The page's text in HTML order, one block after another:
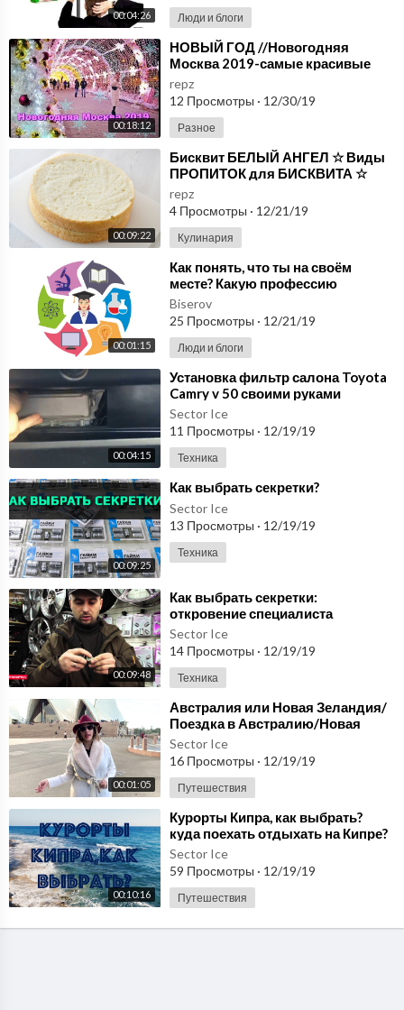
00:04:26 Люди и блоги
00:18:12
⁣НОВЫЙ ГОД //Новогодняя
Москва 2019-самые красивые
виды//Бой курантов и салют на
Красной площади
repz
12 Просмотры · 12/30/19
Разное
00:09:22
⁣Бисквит БЕЛЫЙ АНГЕЛ ☆ Виды
ПРОПИТОК для БИСКВИТА ☆
Бисквит на белках
repz
4 Просмотры · 12/21/19
Кулинария
00:01:15
⁣Как понять, что ты на своём
месте? Какую профессию
выбрать? Совет по
профориентации от Дмитрия
Реута
Biserov
25 Просмотры · 12/21/19
Люди и блоги
00:04:15
⁣Установка фильтр салона Toyota
Camry v 50 своими руками
Sector Ice
11 Просмотры · 12/19/19
Техника
00:09:25
⁣Как выбрать секретки?
Sector Ice
13 Просмотры · 12/19/19
Техника
00:09:48
⁣Как выбрать секретки:
откровение специалиста
Sector Ice
14 Просмотры · 12/19/19
Техника
00:01:05
⁣Австралия или Новая Зеландия/
Поездка в Австралию/Новая
Зеландия/ Australian Travel Club/
Что выбрать
Sector Ice
16 Просмотры · 12/19/19
Путешествия
00:10:16
⁣Курорты Кипра, как выбрать?
куда поехать отдыхать на Кипре?
Sector Ice
59 Просмотры · 12/19/19
Путешествия